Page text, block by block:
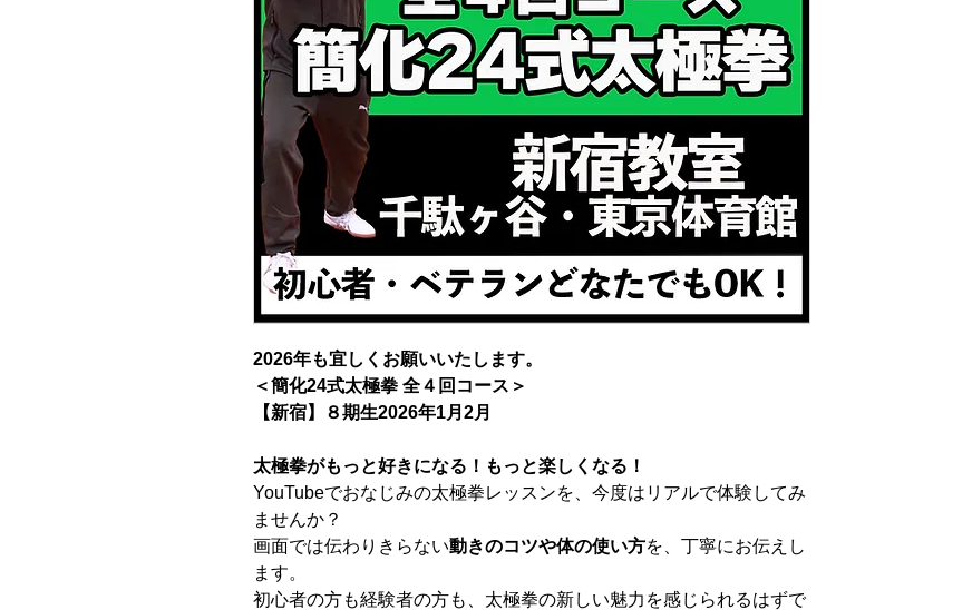
2026年も宜しくお願いいたします。
＜簡化24式太極拳 全４回コース＞
【新宿】８期生2026年1月2月
太極拳がもっと好きになる！もっと楽しくなる！
YouTubeでおなじみの太極拳レッスンを、今度はリアルで体験してみ
ませんか？
画面では伝わりきらない動きのコツや体の使い方を、丁寧にお伝えし
ます。
初心者の方も経験者の方も、太極拳の新しい魅力を感じられるはずで